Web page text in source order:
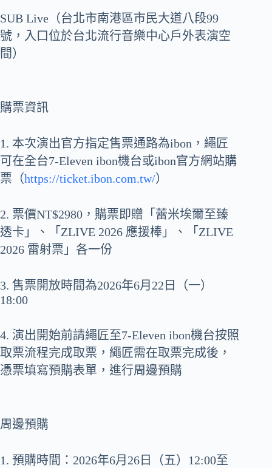
SUB Live（台北市南港區市民大道八段99
號，入口位於台北流行音樂中心戶外表演空
間）
購票資訊
1. 本次演出官方指定售票通路為ibon，繩匠
可在全台7-Eleven ibon機台或ibon官方網站購
票（https://ticket.ibon.com.tw/）
2. 票價NT$2980，購票即贈「蕾米埃爾至臻
透卡」、「ZLIVE 2026 應援棒」、「ZLIVE
2026 雷射票」各一份
3. 售票開放時間為2026年6月22日（一）
18:00
4. 演出開始前請繩匠至7-Eleven ibon機台按照
取票流程完成取票，繩匠需在取票完成後，
憑票填寫預購表單，進行周邊預購
周邊預購
1. 預購時間：2026年6月26日（五）12:00至